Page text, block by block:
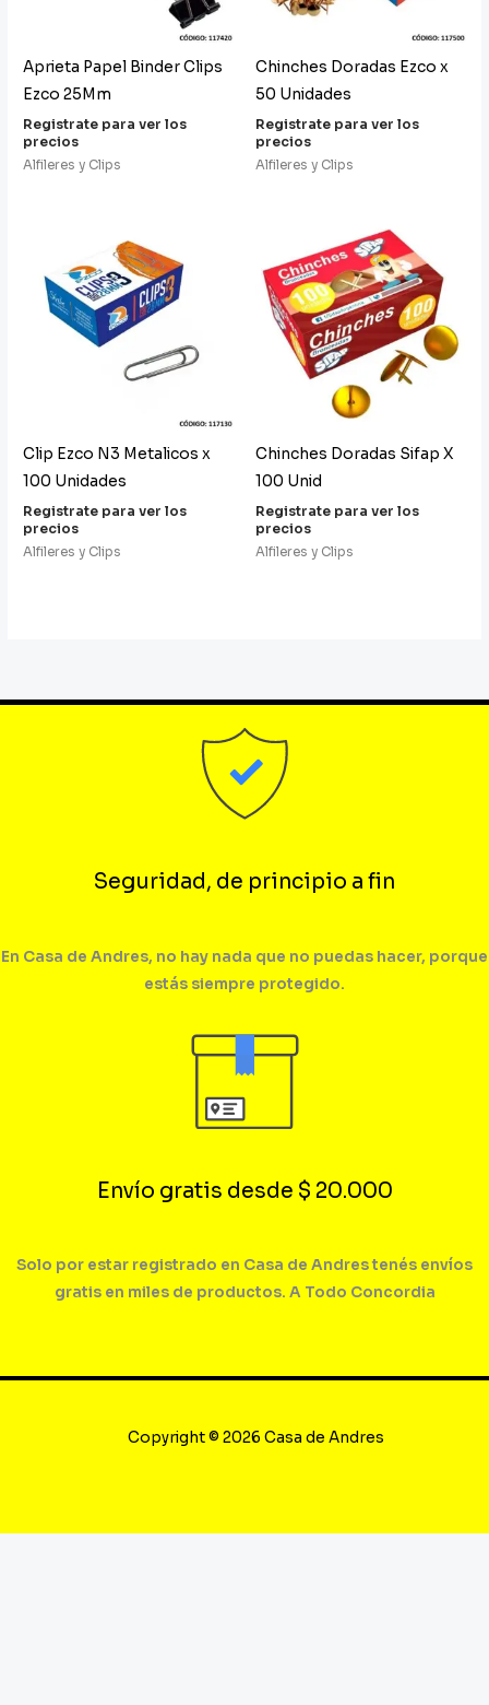
Aprieta Papel Binder Clips
Ezco 25Mm
Registrate para ver los
precios
Alfileres y Clips
Chinches Doradas Ezco x
50 Unidades
Registrate para ver los
precios
Alfileres y Clips
Clip Ezco N3 Metalicos x
100 Unidades
Registrate para ver los
precios
Alfileres y Clips
Chinches Doradas Sifap X
100 Unid
Registrate para ver los
precios
Alfileres y Clips
Seguridad, de principio a fin
En Casa de Andres, no hay nada que no puedas hacer, porque
estás siempre protegido.
Envío gratis desde $ 20.000
Solo por estar registrado en Casa de Andres tenés envíos
gratis en miles de productos. A Todo Concordia
Copyright © 2026 Casa de Andres